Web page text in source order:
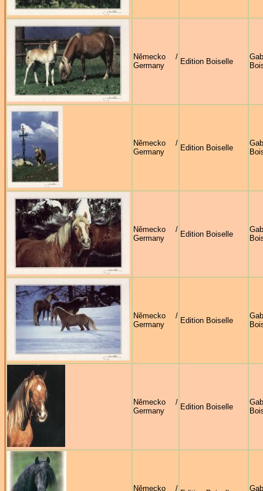
Německo /
Germany
Edition Boiselle
Německo /
Germany
Edition Boiselle
Německo /
Germany
Edition Boiselle
Německo /
Germany
Edition Boiselle
Německo /
Germany
Edition Boiselle
Německo /